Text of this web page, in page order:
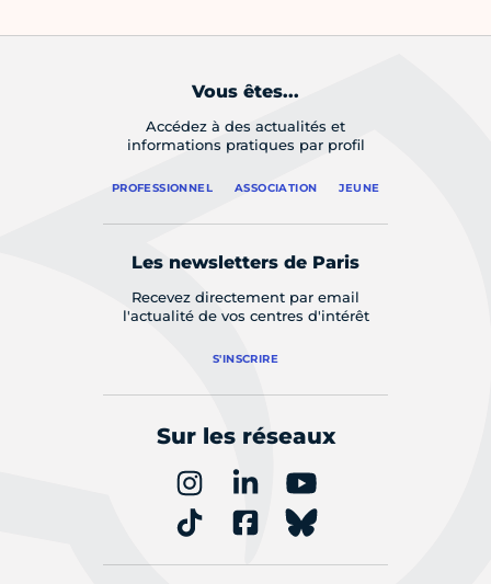
Vous êtes...
Accédez à des actualités et
informations pratiques par profil
PROFESSIONNEL ASSOCIATION JEUNE
Les newsletters de Paris
Recevez directement par email
l'actualité de vos centres d'intérêt
S'INSCRIRE
Sur les réseaux